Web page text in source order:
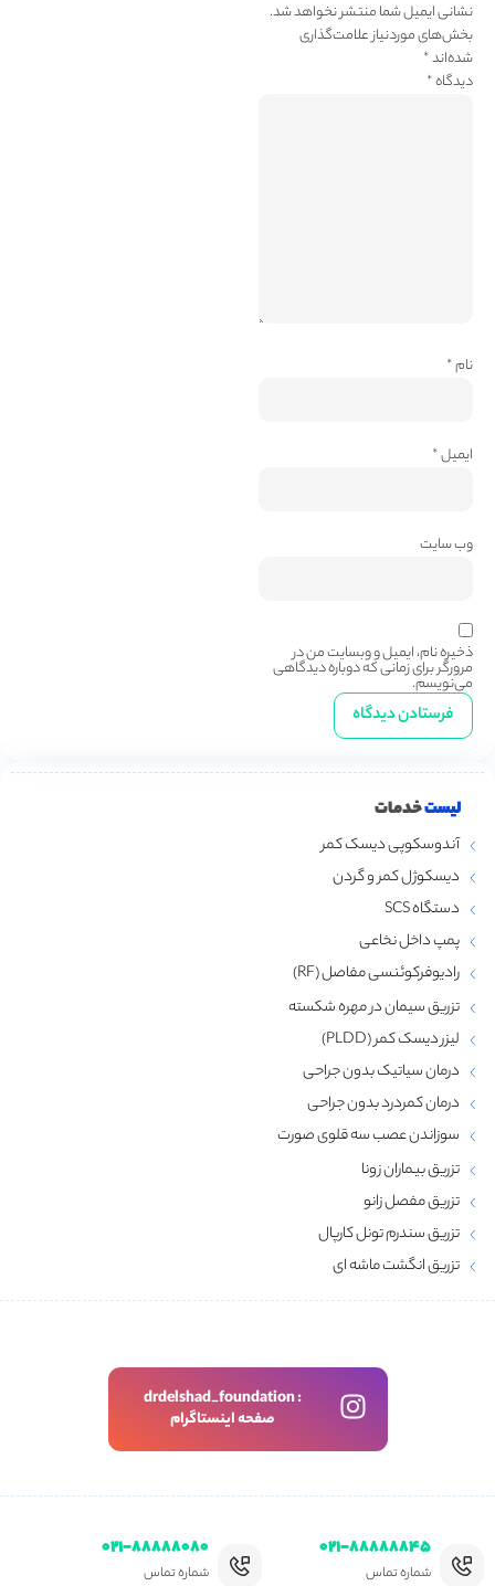
نشانی ایمیل شما منتشر نخواهد شد.
بخش‌های موردنیاز علامت‌گذاری
شده‌اند*
دیدگاه*
نام*
ایمیل*
وب‌ سایت
ذخیره نام، ایمیل و وبسایت من در
مرورگر برای زمانی که دوباره دیدگاهی
می‌نویسم.
لیستخدمات
آندوسکوپی دیسک کمر
دیسکوژل کمر و گردن
دستگاه SCS
پمپ داخل نخاعی
رادیوفرکوئنسی مفاصل (RF)
تزریق سیمان در مهره شکسته
لیزر دیسک کمر (PLDD)
درمان سیاتیک بدون جراحی
درمان کمردرد بدون جراحی
سوزاندن عصب سه قلوی صورت
تزریق بیماران زونا
تزریق مفصل زانو
تزریق سندرم تونل کارپال
تزریق انگشت ماشه‌ ای
drdelshad_foundation :
صفحه اینستاگرام
۰۲۱-۸۸۸۸۸۸۴۵
شماره تماس
۰۲۱-۸۸۸۸۸۰۸۰
شماره تماس